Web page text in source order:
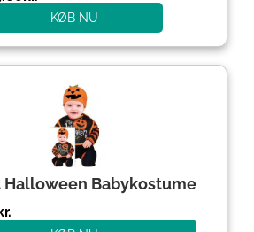
KØB NU
Halloween Babykostume